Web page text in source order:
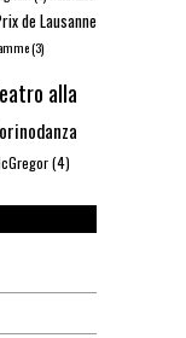
de Lausanne
(3)
alla
(4)